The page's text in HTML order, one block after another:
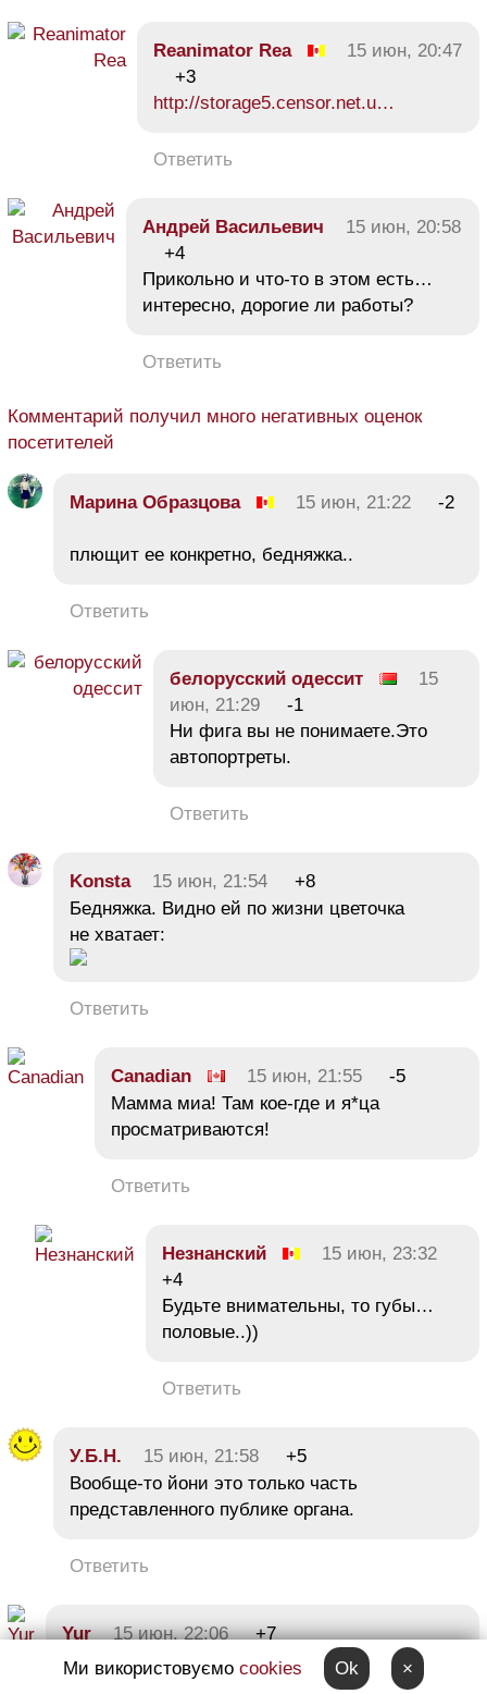
Reanimator Rea
15 июн, 20:47
+3
http://storage5.censor.net.u…
Ответить
Андрей Васильевич
15 июн, 20:58
+4
Прикольно и что-то в этом есть…
интересно, дорогие ли работы?
Ответить
Комментарий получил много негативных оценок
посетителей
Марина Образцова 15 июн, 21:22 -2
плющит ее конкретно, бедняжка..
Ответить
белорусский одессит
15
июн, 21:29
-1
Ни фига вы не понимаете.Это
автопортреты.
Ответить
Konsta 15 июн, 21:54
+8
Бедняжка. Видно ей по жизни цветочка
не хватает:
Ответить
Canadian 15 июн, 21:55
-5
Мамма миа! Там кое-где и я*ца
просматриваются!
Ответить
Незнанский
15 июн, 23:32
+4
Будьте внимательны, то губы…
половые..))
Ответить
У.Б.Н. 15 июн, 21:58
+5
Вообще-то йони это только часть
представленного публике органа.
Ответить
Yur 15 июн, 22:06
+7
Неприятно видеть примитивное ханжество
у местных посетителей. Детский сад плейбой
Ми використовуємо cookies Ok ×